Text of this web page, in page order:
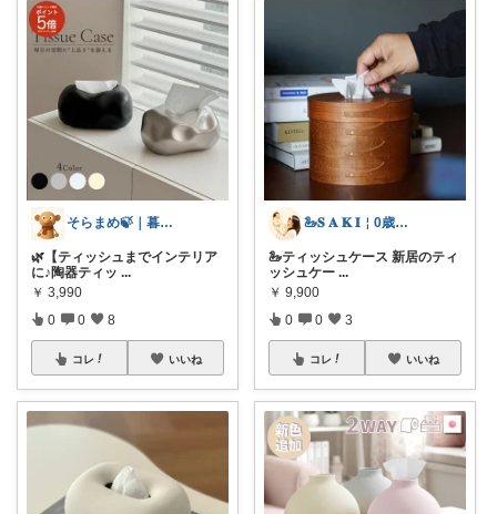
そらまめ🍃｜暮らしの便利グッズ
🌿【ティッシュまでインテリア
に♪陶器ティッ ...
￥ 3,990
0 0 8
コレ いいね
🦢𝐒 𝐀 𝐊 𝐈￤0歳児ママ
🦢ティッシュケース 新居のティ
ッシュケー ...
￥ 9,900
0 0 3
コレ いいね